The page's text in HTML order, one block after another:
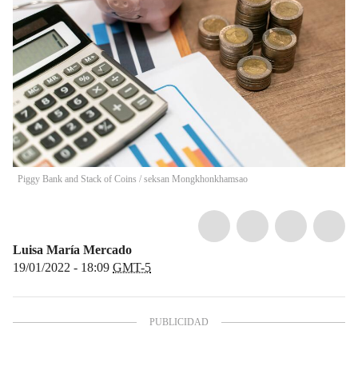
Piggy Bank and Stack of Coins / seksan Mongkhonkhamsao
Luisa María Mercado
19/01/2022 - 18:09 GMT-5